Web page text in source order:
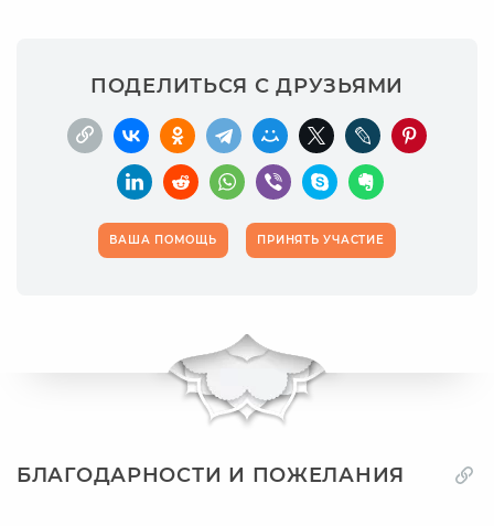
ПОДЕЛИТЬСЯ С ДРУЗЬЯМИ
ВАША ПОМОЩЬ ПРИНЯТЬ УЧАСТИЕ
БЛАГОДАРНОСТИ И ПОЖЕЛАНИЯ